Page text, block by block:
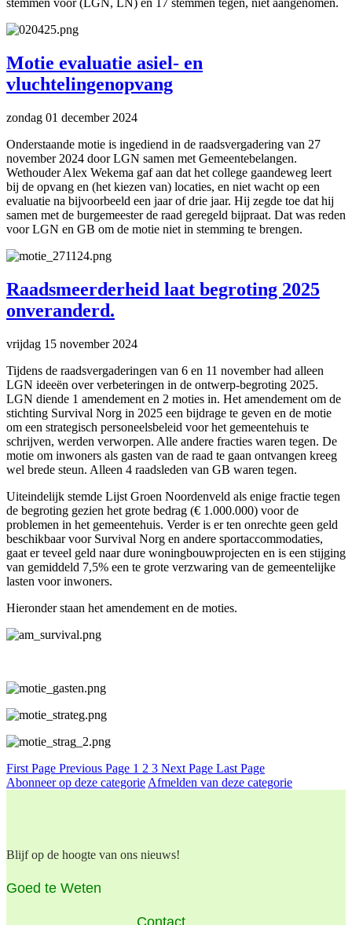
stemmen voor (LGN, LN) en 17 stemmen tegen, niet aangenomen.
Motie evaluatie asiel- en
vluchtelingenopvang
zondag 01 december 2024
Onderstaande motie is ingediend in de raadsvergadering van 27
november 2024 door LGN samen met Gemeentebelangen.
Wethouder Alex Wekema gaf aan dat het college gaandeweg leert
bij de opvang en (het kiezen van) locaties, en niet wacht op een
evaluatie na bijvoorbeeld een jaar of drie jaar. Hij zegde toe dat hij
samen met de burgemeester de raad geregeld bijpraat. Dat was reden
voor LGN en GB om de motie niet in stemming te brengen.
Raadsmeerderheid laat begroting 2025
onveranderd.
vrijdag 15 november 2024
Tijdens de raadsvergaderingen van 6 en 11 november had alleen
LGN ideeën over verbeteringen in de ontwerp-begroting 2025.
LGN diende 1 amendement en 2 moties in. Het amendement om de
stichting Survival Norg in 2025 een bijdrage te geven en de motie
om een strategisch personeelsbeleid voor het gemeentehuis te
schrijven, werden verworpen. Alle andere fracties waren tegen. De
motie om inwoners als gasten van de raad te gaan ontvangen kreeg
wel brede steun. Alleen 4 raadsleden van GB waren tegen.
Uiteindelijk stemde Lijst Groen Noordenveld als enige fractie tegen
de begroting gezien het grote bedrag (€ 1.000.000) voor de
problemen in het gemeentehuis. Verder is er ten onrechte geen geld
beschikbaar voor Survival Norg en andere sportaccommodaties,
gaat er teveel geld naar dure woningbouwprojecten en is een stijging
van gemiddeld 7,5% een te grote verzwaring van de gemeentelijke
lasten voor inwoners.
Hieronder staan het amendement en de moties.
First Page Previous Page 1 2 3 Next Page Last Page
Abonneer op deze categorie Afmelden van deze categorie
Blijf op de hoogte van ons nieuws!
Goed te Weten
Contact